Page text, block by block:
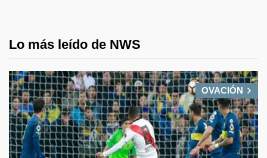
Lo más leído de NWS
OVACIÓN